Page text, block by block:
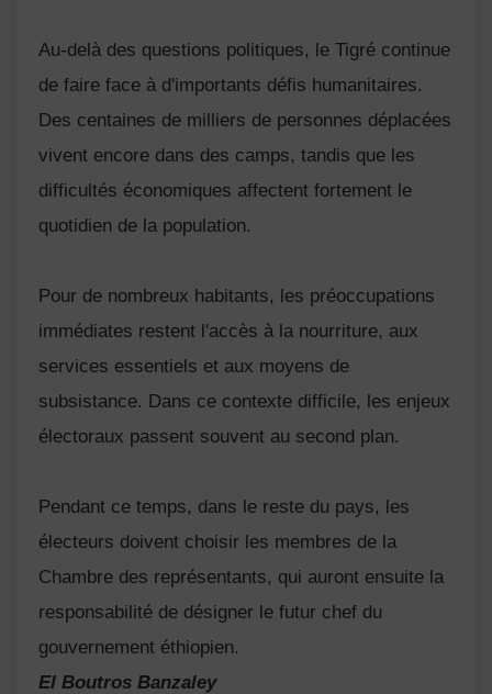
Au-delà des questions politiques, le Tigré continue
de faire face à d'importants défis humanitaires.
Des centaines de milliers de personnes déplacées
vivent encore dans des camps, tandis que les
difficultés économiques affectent fortement le
quotidien de la population.
Pour de nombreux habitants, les préoccupations
immédiates restent l'accès à la nourriture, aux
services essentiels et aux moyens de
subsistance. Dans ce contexte difficile, les enjeux
électoraux passent souvent au second plan.
Pendant ce temps, dans le reste du pays, les
électeurs doivent choisir les membres de la
Chambre des représentants, qui auront ensuite la
responsabilité de désigner le futur chef du
gouvernement éthiopien.
El Boutros Banzaley